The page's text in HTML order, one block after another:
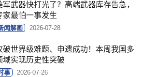
军武器快打光了？高端武器库存告急，
家最怕一事发生
闻解画 2026-07-28
破世界级难题、申遗成功！本周我国多
域实现历史性突破
事 2026-07-26